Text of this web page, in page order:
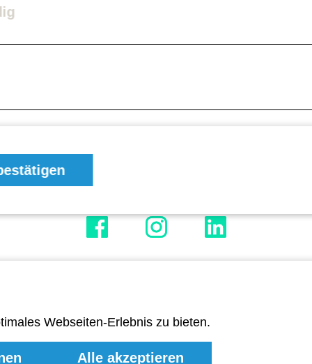
Webseiten-Erlebnis zu bieten.
Alle akzeptieren